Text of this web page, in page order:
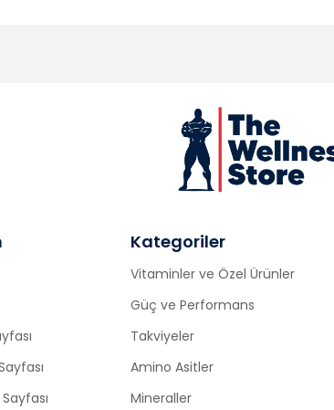
Kategoriler
Vitaminler ve Özel Ürünler
Güç ve Performans
Takviyeler
Amino Asitler
Mineraller